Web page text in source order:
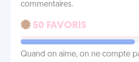
commentaires.
50 FAVORIS
Quand on aime, on ne compte